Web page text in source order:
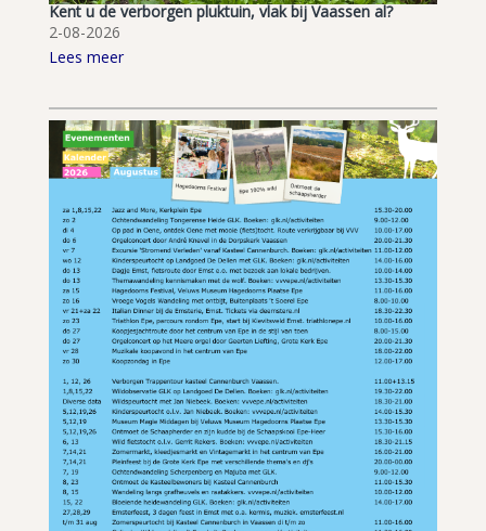
Kent u de verborgen pluktuin, vlak bij Vaassen al?
2-08-2026
Lees meer